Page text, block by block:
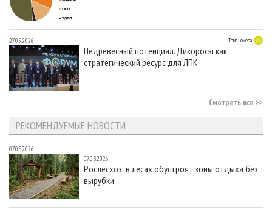
27.05.2026 Тема номера
Недревесный потенциал. Дикоросы как
стратегический ресурс для ЛПК
Смотреть все
РЕКОМЕНДУЕМЫЕ НОВОСТИ
07.08.2026
07.08.2026
Рослесхоз: в лесах обустроят зоны отдыха без
вырубки